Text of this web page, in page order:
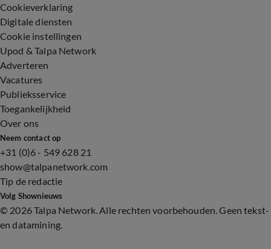
Cookieverklaring
Digitale diensten
Cookie instellingen
Upod & Talpa Network
Adverteren
Vacatures
Publieksservice
Toegankelijkheid
Over ons
Neem contact op
+31 (0)6 - 549 628 21
show@talpanetwork.com
Tip de redactie
Volg Shownieuws
© 2026 Talpa Network. Alle rechten voorbehouden. Geen tekst-
en datamining.